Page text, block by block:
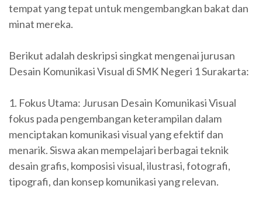
tempat yang tepat untuk mengembangkan bakat dan
minat mereka.
Berikut adalah deskripsi singkat mengenai jurusan
Desain Komunikasi Visual di SMK Negeri 1 Surakarta:
1. Fokus Utama: Jurusan Desain Komunikasi Visual
fokus pada pengembangan keterampilan dalam
menciptakan komunikasi visual yang efektif dan
menarik. Siswa akan mempelajari berbagai teknik
desain grafis, komposisi visual, ilustrasi, fotografi,
tipografi, dan konsep komunikasi yang relevan.